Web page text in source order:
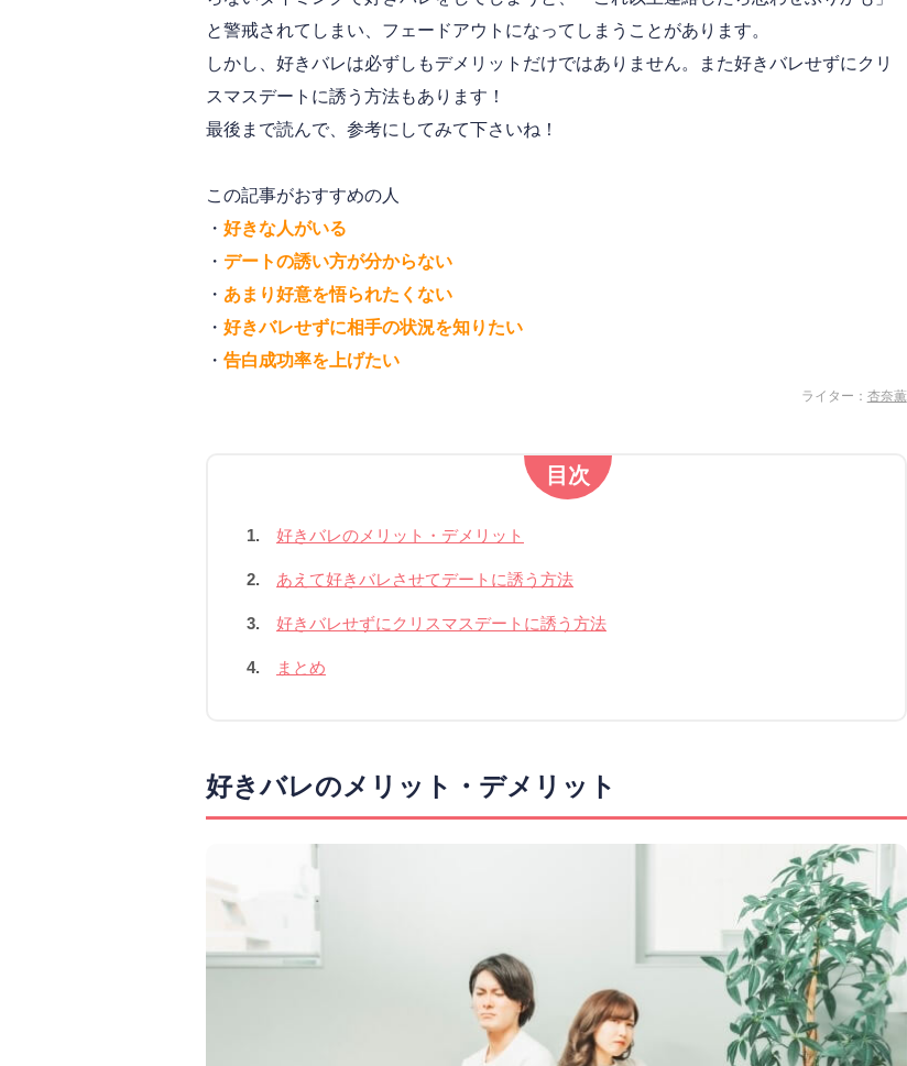
と警戒されてしまい、フェードアウトになってしまうことがあります。
しかし、好きバレは必ずしもデメリットだけではありません。また好きバレせずにクリ
スマスデートに誘う方法もあります！
最後まで読んで、参考にしてみて下さいね！
この記事がおすすめの人
・ 好きな人がいる
・ デートの誘い方が分からない
・ あまり好意を悟られたくない
・ 好きバレせずに相手の状況を知りたい
・ 告白成功率を上げたい
ライター： 杏奈薫
目次
1. 好きバレのメリット・デメリット
2. あえて好きバレさせてデートに誘う方法
3. 好きバレせずにクリスマスデートに誘う方法
4. まとめ
好きバレのメリット・デメリット